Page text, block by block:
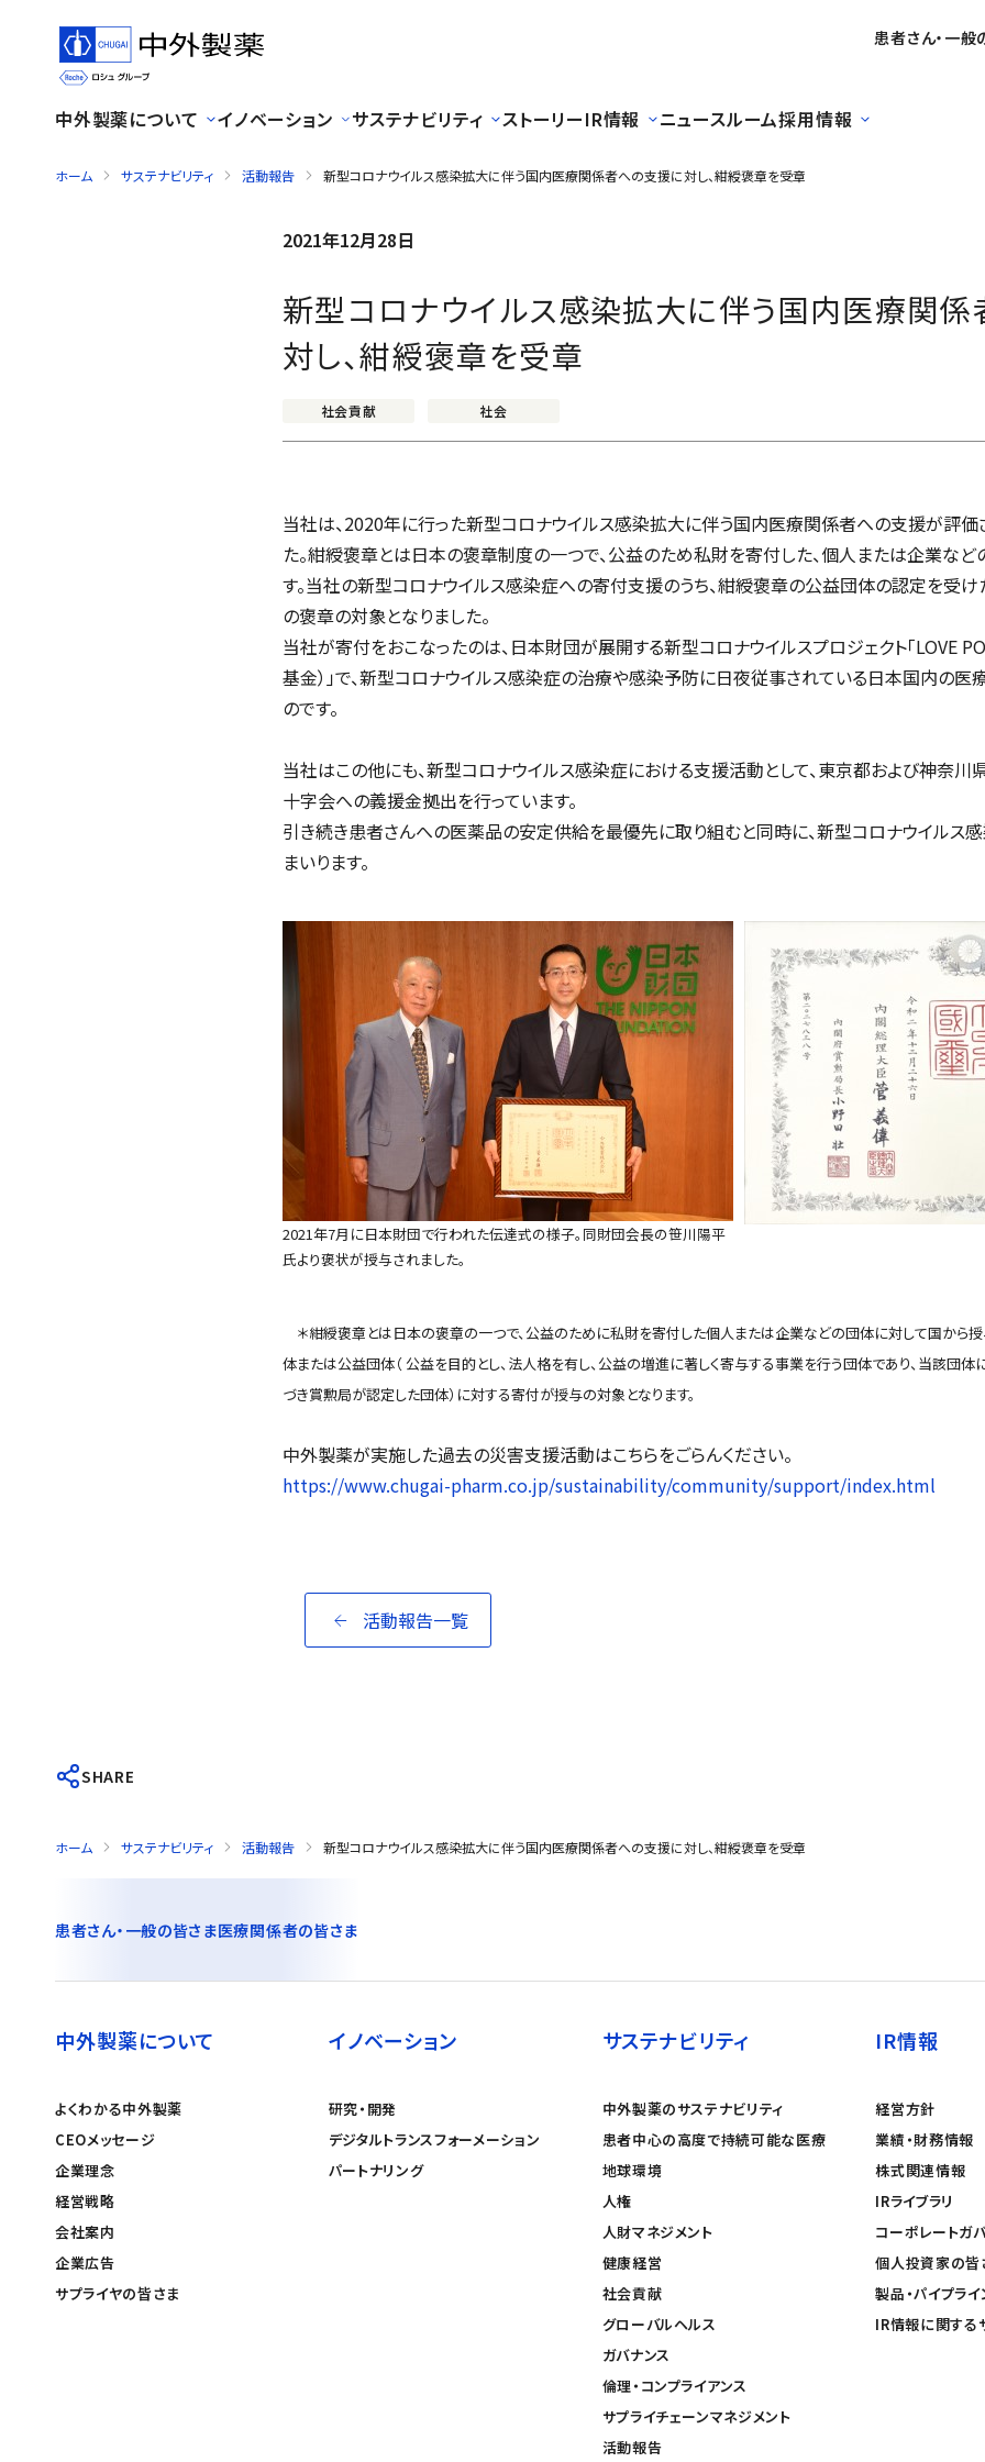
患者さん・一般
中外製薬について イノベーション サステナビリティ ストーリーIR情報 ニュースルーム採用情報
ホーム サステナビリティ 活動報告 新型コロナウイルス感染拡大に伴う国内医療関係者への支援に対し、紺綬褒章を受章
2021年12月28日
新型コロナウイルス感染拡大に伴う国内医療関係
対し、紺綬褒章を受章
社会貢献 社会
当社は、2020年に行った新型コロナウイルス感染拡大に伴う国内医療関係者への支援が評価
た。紺綬褒章とは日本の褒章制度の一つで、公益のため私財を寄付した、個人または企業な
す。当社の新型コロナウイルス感染症への寄付支援のうち、紺綬褒章の公益団体の認定を受
の褒章の対象となりました。
当社が寄付をおこなったのは、日本財団が展開する新型コロナウイルスプロジェクト「LOVE
基金）」で、新型コロナウイルス感染症の治療や感染予防に日夜従事されている日本国内の
のです。
当社はこの他にも、新型コロナウイルス感染症における支援活動として、東京都および神奈
十字会への義援金拠出を行っています。
引き続き患者さんへの医薬品の安定供給を最優先に取り組むと同時に、新型コロナウイルス
まいります。
2021年7月に日本財団で行われた伝達式の様子。同財団会長の笹川陽平
氏より褒状が授与されました。
＊紺綬褒章とは日本の褒章の一つで、公益のために私財を寄付した個人または企業などの団体に対して国から授
体または公益団体（ 公益を目的とし、法人格を有し、公益の増進に著しく寄与する事業を行う団体であり、当該団
づき賞勲局が認定した団体）に対する寄付が授与の対象となります。
中外製薬が実施した過去の災害支援活動はこちらをごらんください。
https://www.chugai-pharm.co.jp/sustainability/community/support/index.html
活動報告一覧
SHARE
ホーム サステナビリティ 活動報告 新型コロナウイルス感染拡大に伴う国内医療関係者への支援に対し、紺綬褒章を受章
患者さん・一般の皆さま医療関係者の皆さま
中外製薬について
よくわかる中外製薬
CEOメッセージ
企業理念
経営戦略
会社案内
企業広告
サプライヤの皆さま
イノベーション
研究・開発
デジタルトランスフォーメーション
パートナリング
サステナビリティ
中外製薬のサステナビリティ
患者中心の高度で持続可能な医療
地球環境
人権
人財マネジメント
健康経営
社会貢献
グローバルヘルス
ガバナンス
倫理・コンプライアンス
サプライチェーンマネジメント
活動報告
IR情報
経営方針
業績・財務情報
株式関連情報
IRライブラリ
コーポレートガ
個人投資家の皆
製品・パイプライ
IR情報に関する